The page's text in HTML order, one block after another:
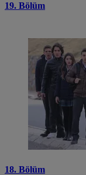
19. Bölüm
18. Bölüm